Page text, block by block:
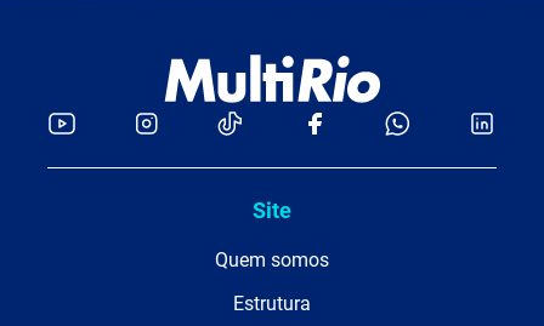
Site
Quem somos
Estrutura